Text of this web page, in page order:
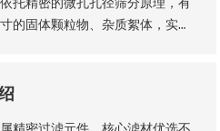
托精密的微孔孔径筛分原理，有
的固体颗粒物、杂质絮体，实现
业场景，为工业化稳定生产、产